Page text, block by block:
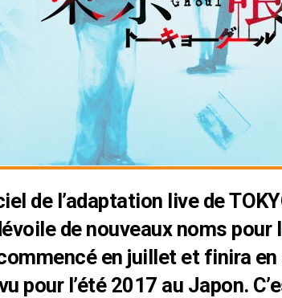
de l’adaptation live de
de nouveaux noms pour
en juillet et finira
pour l’été 2017 au Japon.